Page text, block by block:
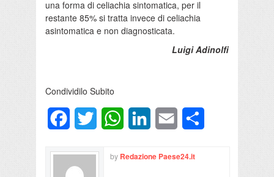
una forma di celiachia sintomatica, per il
restante 85% si tratta invece di celiachia
asintomatica e non diagnosticata.
Luigi Adinolfi
Condividilo Subito
FacebookTwitter WhatsAppLinkedInEmail
by Redazione Paese24.it